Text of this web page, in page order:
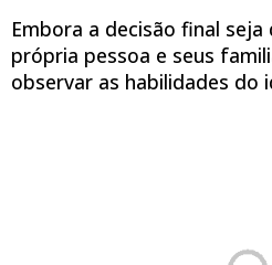
Embora a decisão final
própria pessoa e seus
observar as habilidades do